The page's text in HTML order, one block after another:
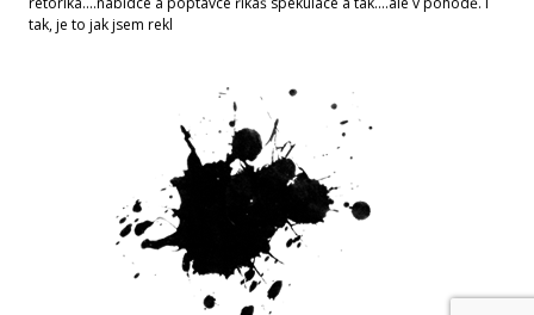
tak, je to jak jsem rekl